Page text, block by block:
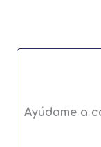
Ayúdame a